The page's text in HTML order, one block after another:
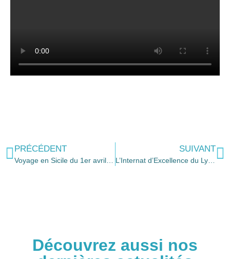
PRÉCÉDENT SUIVANT
L’Internat d’Excellence du Lycée François ARAGO
Découvrez aussi nos